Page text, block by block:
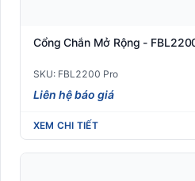
Cổng Chắn Mở Rộng -
SKU: FBL2200 Pro
Liên hệ báo giá
XEM CHI TIẾT